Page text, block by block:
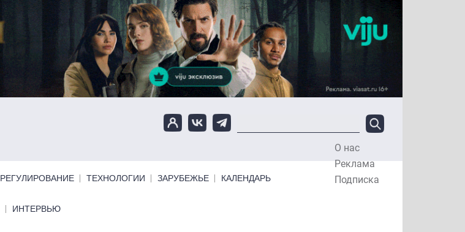
О нас
Реклама
Подписка
РЕГУЛИРОВАНИЕ ТЕХНОЛОГИИ ЗАРУБЕЖЬЕ КАЛЕНДАРЬ
ИНТЕРВЬЮ